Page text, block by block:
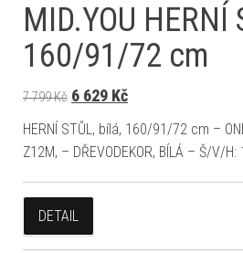
MID.YOU HERNÍ
160/91/72 cm
7 799Kč Původní cena byla: 7 799 Kč.
6 629 KčAktuální cena je: 6
HERNÍ STŮL, bílá, 160/91/72 cm –
Z12M, – DŘEVODEKOR, BÍLÁ – Š/V/
DETAIL